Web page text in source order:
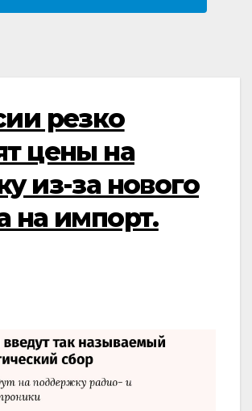
резко
цены на
из-за нового
на импорт.